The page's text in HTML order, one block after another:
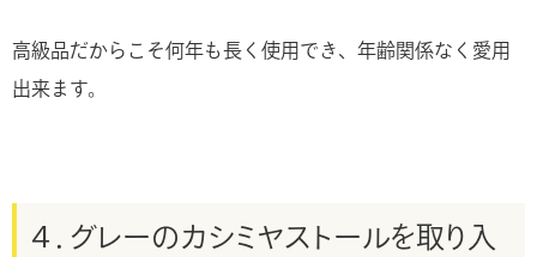
高級品だからこそ何年も長く使用でき、年齢関係なく愛用
出来ます。
４．グレーのカシミヤストールを取り入